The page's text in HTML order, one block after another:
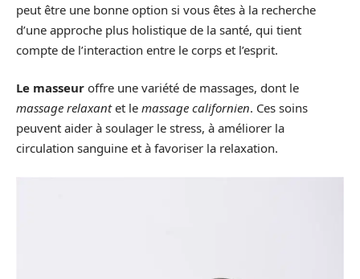
peut être une bonne option si vous êtes à la recherche
d’une approche plus holistique de la santé, qui tient
compte de l’interaction entre le corps et l’esprit.
Le masseur offre une variété de massages, dont le
massage relaxantet le massage californien. Ces soins
peuvent aider à soulager le stress, à améliorer la
circulation sanguine et à favoriser la relaxation.